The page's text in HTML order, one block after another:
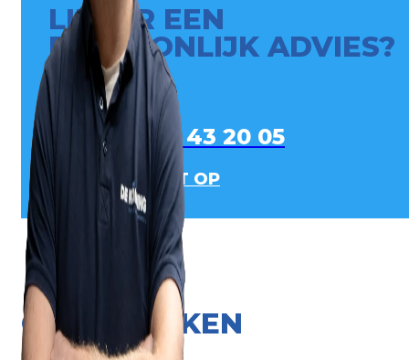
LIEVER EEN
PERSOONLIJK ADVIES?
0413 - 43 20 05
NEEM CONTACT OP
ONZE MERKEN